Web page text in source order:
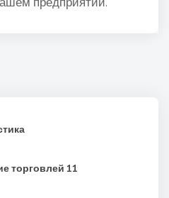
торговлей 11